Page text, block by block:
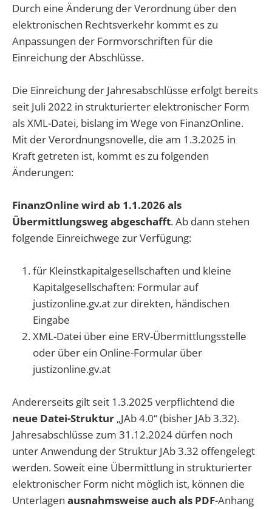
Durch eine Änderung der Verordnung über den
elektronischen Rechtsverkehr kommt es zu
Anpassungen der Formvorschriften für die
Einreichung der Abschlüsse.
Die Einreichung der Jahresabschlüsse erfolgt bereits
seit Juli 2022 in strukturierter elektronischer Form
als XML-Datei, bislang im Wege von FinanzOnline.
Mit der Verordnungsnovelle, die am 1.3.2025 in
Kraft getreten ist, kommt es zu folgenden
Änderungen:
FinanzOnline wird ab 1.1.2026 als
Übermittlungsweg abgeschafft. Ab dann stehen
folgende Einreichwege zur Verfügung:
für Kleinstkapitalgesellschaften und kleine
Kapitalgesellschaften: Formular auf
justizonline.gv.at zur direkten, händischen
Eingabe
XML-Datei über eine ERV-Übermittlungsstelle
oder über ein Online-Formular über
justizonline.gv.at
Andererseits gilt seit 1.3.2025 verpflichtend die
neue Datei-Struktur „JAb 4.0“ (bisher JAb 3.32).
Jahresabschlüsse zum 31.12.2024 dürfen noch
unter Anwendung der Struktur JAb 3.32 offengelegt
werden. Soweit eine Übermittlung in strukturierter
elektronischer Form nicht möglich ist, können die
Unterlagen ausnahmsweise auch als PDF-Anhang